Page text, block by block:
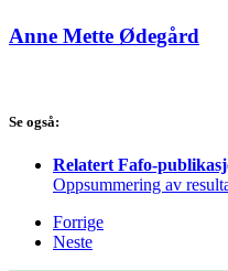
Anne Mette Ødegård
Se også:
Relatert Fafo-
Oppsummering av
Forrige
Neste